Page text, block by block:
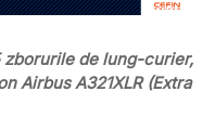
zborurile de lung-curier,
Airbus A321XLR (Extra